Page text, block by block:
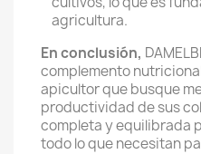
agricultura.
En conclusión,
complemento
apicultor que busque
productividad de sus
completa y equilibrada
todo lo que necesitan